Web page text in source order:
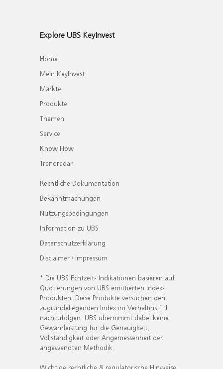
Explore UBS KeyInvest
Home
Mein KeyInvest
Märkte
Produkte
Themen
Service
Know How
Trendradar
Rechtliche Dokumentation
Bekanntmachungen
Nutzungsbedingungen
Information zu UBS
Datenschutzerklärung
Disclaimer / Impressum
* Die UBS Echtzeit- Indikationen basieren auf
Quotierungen von UBS emittierten Index-
Produkten. Diese Produkte versuchen den
zugrundeliegenden Index im Verhältnis 1:1
nachzufolgen. UBS übernimmt dabei keine
Gewährleistung für die Genauigkeit,
Vollständigkeit oder Angemessenheit der
angewandten Methodik.